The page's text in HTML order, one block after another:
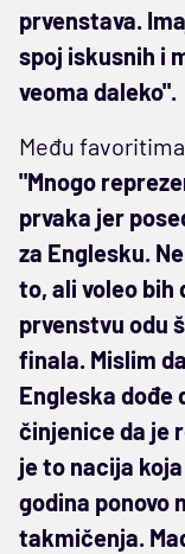
prvenstava.
spoj iskusnih i
veoma daleko".
Među favoritima
"Mnogo
prvaka jer
za Englesku.
to, ali voleo bih
prvenstvu odu
finala. Mislim
Engleska dođe
činjenice da je
je to nacija
godina ponovo
takmičenja.